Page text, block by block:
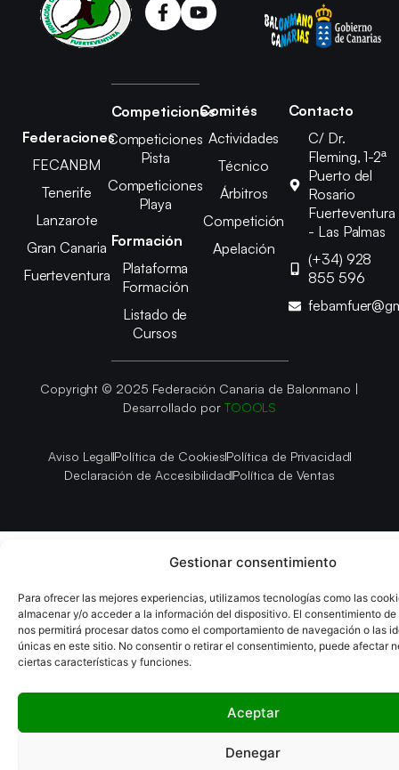
Gestionar consentimiento
Para ofrecer las mejores experiencias, utilizamos tecnologías como las
almacenar y/o acceder a la información del dispositivo. El consentimiento
nos permitirá procesar datos como el comportamiento de navegación o las
únicas en este sitio. No consentir o retirar el consentimiento, puede afectar
ciertas características y funciones.
Aceptar
Denegar
Federaciones
FECANBM
Tenerife
Lanzarote
Gran Canaria
Fuerteventura
Competiciones
Competiciones
Pista
Competiciones
Playa
Formación
Plataforma
Formación
Listado de
Cursos
Comités
Actividades
Técnico
Árbitros
Competición
Apelación
Contacto
C/ Dr.
Fleming, 1-2ª
Puerto del
Rosario
Fuerteventura
- Las Palmas
(+34) 928
855 596
Copyright © 2025 Federación Canaria de Balonmano |
Desarrollado por TOOOLS
Aviso LegalPolítica de CookiesPolítica de Privacidad
Declaración de AccesibilidadPolítica de Ventas